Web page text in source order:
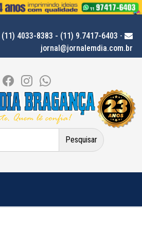
(11) 4033-8383 - (11) 9.7417-6403 -
jornal@jornalemdia.com.br